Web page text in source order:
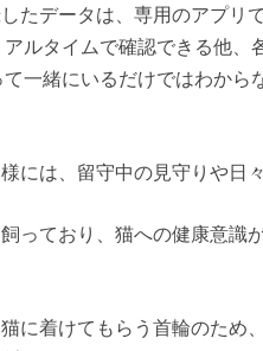
たデータは、専用のアプリ
ルタイムで確認できる他、
一緒にいるだけではわから
には、留守中の見守りや日
飼っており、猫への健康意
に着けてもらう首輪のため